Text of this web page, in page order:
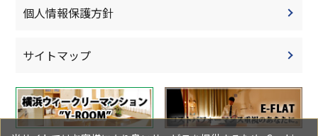
個人情報保護方針
サイトマップ